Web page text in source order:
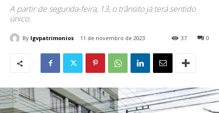
A partir de segunda-feira, 13, o trânsito já terá sentido
único.
By lgvpatrimonios 11 de novembro de 2023 0
37